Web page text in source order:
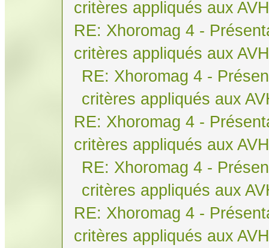
critères appliqués aux AVH
RE: Xhoromag 4 -
critères appliqués aux AVH
RE: Xhoromag 4 -
critères appliqués aux
RE: Xhoromag 4 -
critères appliqués aux AVH
RE: Xhoromag 4 -
critères appliqués aux
RE: Xhoromag 4 -
critères appliqués aux AVH